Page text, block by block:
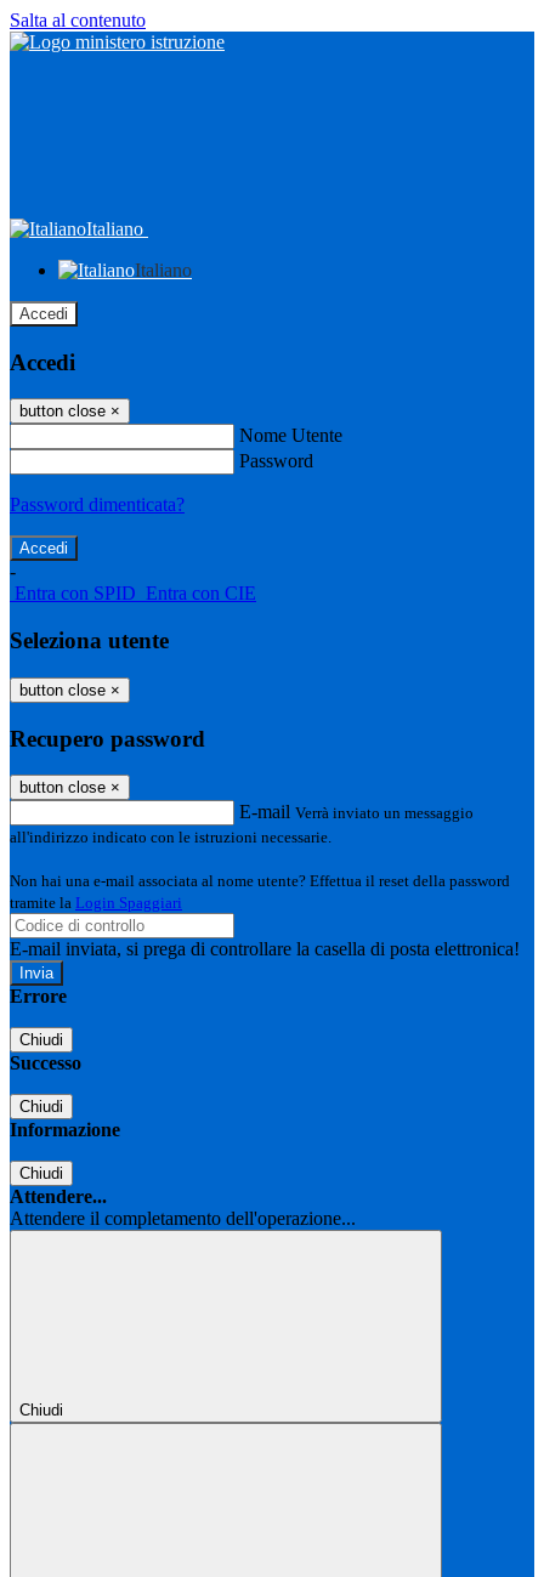
Salta al contenuto
Italiano
Italiano
Accedi
Accedi
button close ×
Nome Utente
Password
Password dimenticata?
-
Entra con SPID Entra con CIE
Seleziona utente
button close ×
Recupero password
button close ×
E-mail Verrà inviato un messaggio
all'indirizzo indicato con le istruzioni necessarie.
Non hai una e-mail associata al nome utente? Effettua il reset della password
tramite la Login Spaggiari
E-mail inviata, si prega di controllare la casella di posta elettronica!
Errore
Chiudi
Successo
Chiudi
Informazione
Chiudi
Attendere...
Attendere il completamento dell'operazione...
Chiudi